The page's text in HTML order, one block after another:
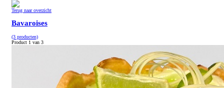
Terug naar overzicht
Bavaroises
(3 producten)
Product 1 van 3